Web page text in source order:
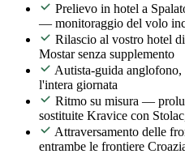
Prelievo in hotel a
— monitoraggio del volo
Rilascio al vostro hotel
Mostar senza supplemento
Autista-guida
l'intera giornata
Ritmo su misura —
sostituite Kravice con
Attraversamento delle
entrambe le frontiere